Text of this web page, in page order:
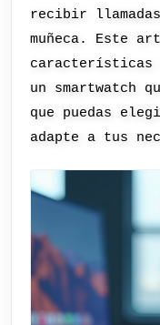
recibir
muñeca. Este
características
un smartwatch
que puedas
adapte a tus